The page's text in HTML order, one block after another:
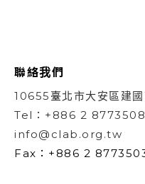
聯絡我們
10655臺北市大安區建
Tel：+886 2
info@clab.org.tw
Fax：+886 2